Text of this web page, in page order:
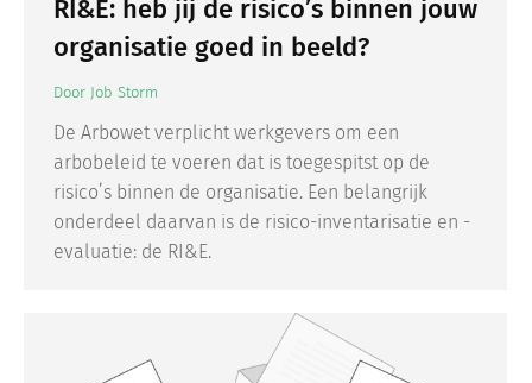
RI&E: heb jij de risico’s binnen jouw
organisatie goed in beeld?
Door Job Storm
De Arbowet verplicht werkgevers om een
arbobeleid te voeren dat is toegespitst op de
risico’s binnen de organisatie. Een belangrijk
onderdeel daarvan is de risico-inventarisatie en -
evaluatie: de RI&E.